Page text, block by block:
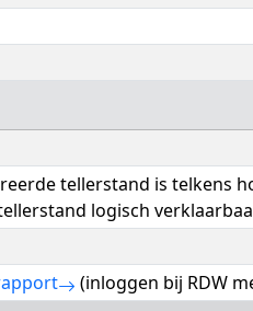
tellerstand is telkens
logisch
(inloggen bij RDW